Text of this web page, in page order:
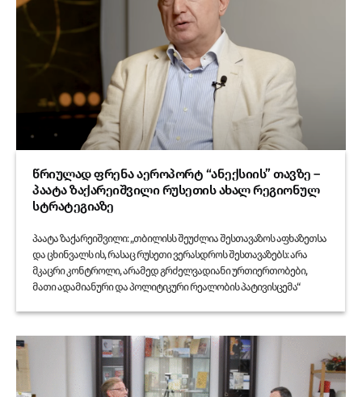
წრიულად ფრენა აეროპორტ “ანექსიის” თავზე –
პაატა ზაქარეიშვილი რუსეთის ახალ რეგიონულ
სტრატეგიაზე
პაატა ზაქარეიშვილი: „თბილისს შეუძლია შესთავაზოს აფხაზეთსა
და ცხინვალს ის, რასაც რუსეთი ვერასდროს შესთავაზებს: არა
მკაცრი კონტროლი, არამედ გრძელვადიანი ურთიერთობები,
მათი ადამიანური და პოლიტიკური რეალობის პატივისცემა“